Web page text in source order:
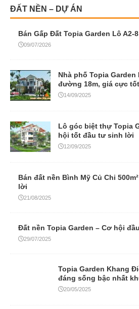
ĐẤT NỀN – DỰ ÁN
Bán Gấp Đất Topia Garden Lô A2-
09/07/2026
Nhà phố Topia Garden
đường 18m, giá cực tốt
14/09/2025
Lô góc biệt thự Topia
hội tốt đầu tư sinh lời
12/09/2025
Bán đất nền Bình Mỹ Củ Chi
lời
21/08/2025
Đất nền Topia Garden – Cơ hội
29/07/2025
Topia Garden Khang
đáng sống bậc nhất
20/05/2025